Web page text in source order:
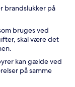
brandslukker på
bruges ved
skal være det
kan gælde ved
på samme